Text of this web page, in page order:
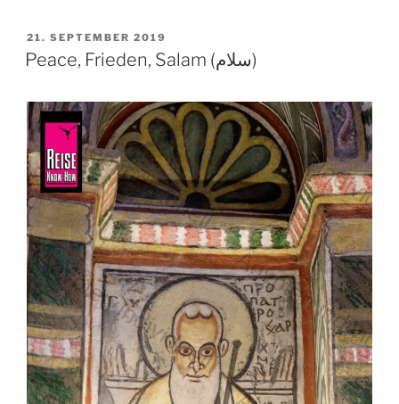
VERÖFFENTLICHT
AM
21. SEPTEMBER 2019
Peace, Frieden, Salam (سلام)